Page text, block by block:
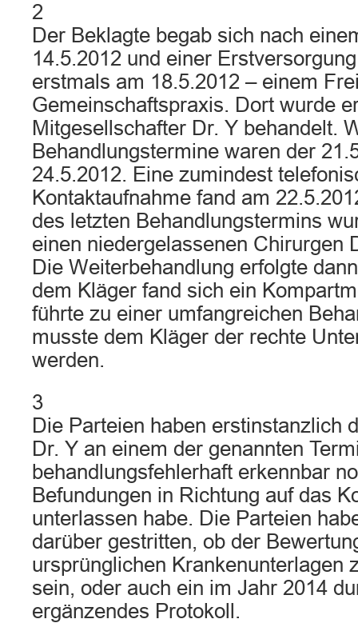
2
Der Beklagte begab sich nach
14.5.2012 und einer
erstmals am 18.5.2012 – einem
Gemeinschaftspraxis. Dort wurde
Mitgesellschafter Dr. Y behandelt.
Behandlungstermine waren der
24.5.2012. Eine zumindest
Kontaktaufnahme fand am
des letzten Behandlungstermins
einen niedergelassenen Chirurgen
Die Weiterbehandlung erfolgte
dem Kläger fand sich ein
führte zu einer umfangreichen
musste dem Kläger der rechte
werden.
3
Die Parteien haben erstinstanzlich
Dr. Y an einem der genannten
behandlungsfehlerhaft erkennbar
Befundungen in Richtung auf das
unterlassen habe. Die Parteien
darüber gestritten, ob der
ursprünglichen Krankenunterlagen
sein, oder auch ein im Jahr 2014
ergänzendes Protokoll.